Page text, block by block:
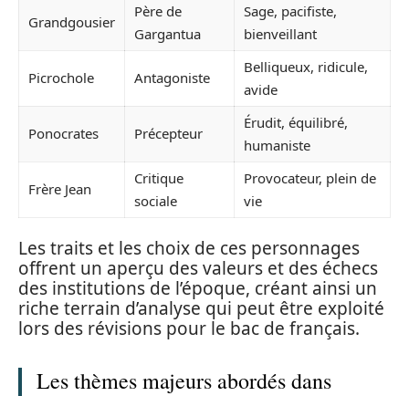
Grandgousier
Père de
Gargantua
Sage, pacifiste,
bienveillant
Picrochole Antagoniste
Belliqueux, ridicule,
avide
Ponocrates Précepteur
Érudit, équilibré,
humaniste
Frère Jean
Critique
sociale
Provocateur, plein de
vie
Les traits et les choix de ces personnages
offrent un aperçu des valeurs et des échecs
des institutions de l’époque, créant ainsi un
riche terrain d’analyse qui peut être exploité
lors des révisions pour le bac de français.
Les thèmes majeurs abordés dans